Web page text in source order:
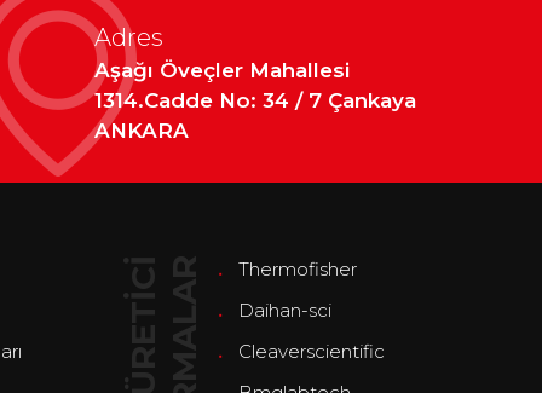
Adres
Aşağı Öveçler Mahallesi
1314.Cadde No: 34 / 7 Çankaya
ANKARA
Ü
R
E
T
İ
C
İ
F
İ
R
M
A
L
AR
Thermofisher
Daihan-sci
Cleaverscientific